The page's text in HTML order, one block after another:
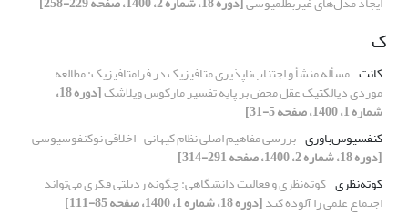
ک
کانت مسأله منشأ و اجتناب‌ناپذیری متافیزیک در فرامتافیزیک: مطالعه‌‌
موردی دیالکتیک عقل محض بر پایه‌ تفسیر مارکوس ویلاشک [دوره 18،
شماره 1، 1400، صفحه 5-31]
کنفسیوس‌باوری بررسی مفاهیم اصلی نظام کیهانی- اخلاقی نوکنفوسیوسی
[دوره 18، شماره 2، 1400، صفحه 291-314]
کوته‌نظری کوته‌نظری و فعالیت دانشگاهی: چگونه رذیلتی فکری می‌تواند
اجتماع علمی را آلوده کند[دوره 18، شماره 1، 1400، صفحه 85-111]